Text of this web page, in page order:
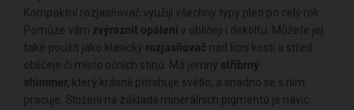
Kompaktní rozjasňovač využijí všechny typy pleti po celý rok.
Pomůže vám zvýraznit opálení v obličeji i dekoltu. Můžete jej
také použít jako klasický rozjasňovač nad lícní kosti a střed
obličeje či místo očních stínů. Má jemný stříbrný
shimmer, který krásně přitahuje světlo, a snadno se s ním
pracuje. Složení na základě minerálních pigmentů je navíc